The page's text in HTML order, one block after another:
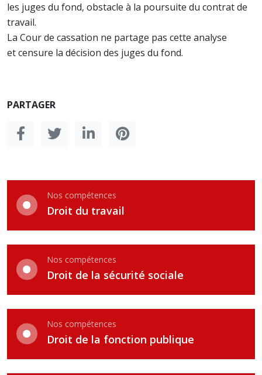
les juges du fond, obstacle à la poursuite du contrat de
travail.
La Cour de cassation ne partage pas cette analyse
et censure la décision des juges du fond.
PARTAGER
Nos compétences
Droit du travail
Nos compétences
Droit de la sécurité sociale
Nos compétences
Droit de la fonction publique